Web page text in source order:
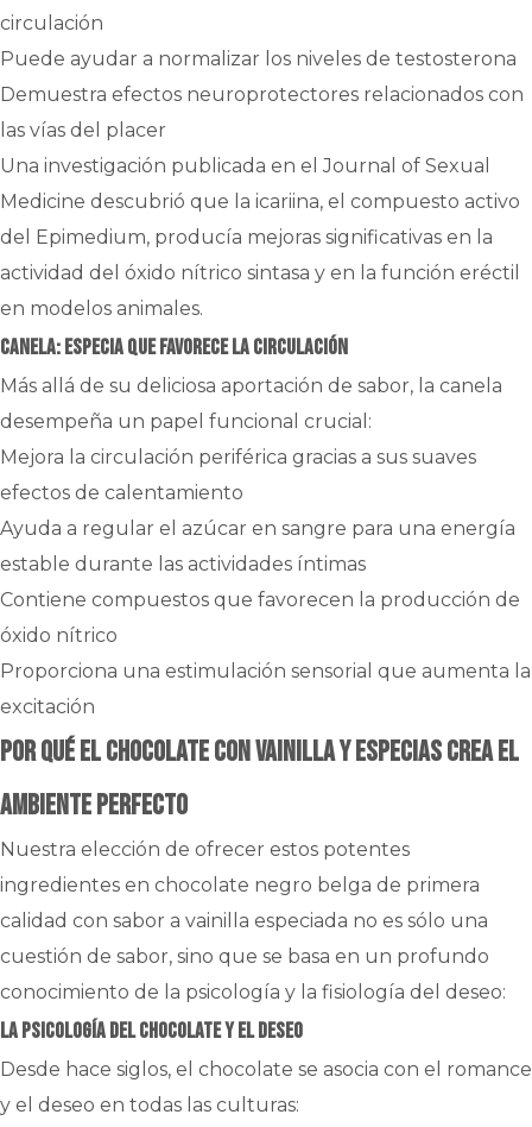
circulación
Puede ayudar a normalizar los niveles de testosterona
Demuestra efectos neuroprotectores relacionados con
las vías del placer
Una investigación publicada en el Journal of Sexual
Medicine descubrió que la icariina, el compuesto activo
del Epimedium, producía mejoras significativas en la
actividad del óxido nítrico sintasa y en la función eréctil
en modelos animales.
Canela: Especia que favorece la circulación
Más allá de su deliciosa aportación de sabor, la canela
desempeña un papel funcional crucial:
Mejora la circulación periférica gracias a sus suaves
efectos de calentamiento
Ayuda a regular el azúcar en sangre para una energía
estable durante las actividades íntimas
Contiene compuestos que favorecen la producción de
óxido nítrico
Proporciona una estimulación sensorial que aumenta la
excitación
Por qué el chocolate con vainilla y especias crea el
ambiente perfecto
Nuestra elección de ofrecer estos potentes
ingredientes en chocolate negro belga de primera
calidad con sabor a vainilla especiada no es sólo una
cuestión de sabor, sino que se basa en un profundo
conocimiento de la psicología y la fisiología del deseo:
La psicología del chocolate y el deseo
Desde hace siglos, el chocolate se asocia con el romance
y el deseo en todas las culturas: